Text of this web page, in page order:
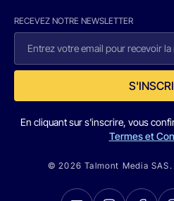
RECEVEZ NOTRE NEWSLETTER
En cliquant sur s'inscrire, vous
Termes et
© 2026 Talmont Media